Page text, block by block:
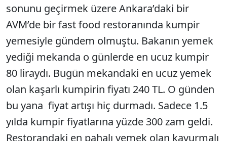
sonunu geçirmek üzere Ankara’daki bir
AVM’de bir fast food restoranında kumpir
yemesiyle gündem olmuştu. Bakanın yemek
yediği mekanda o günlerde en ucuz kumpir
80 liraydı. Bugün mekandaki en ucuz yemek
olan kaşarlı kumpirin fiyatı 240 TL. O günden
bu yana fiyat artışı hiç durmadı. Sadece 1.5
yılda kumpir fiyatlarına yüzde 300 zam geldi.
Restorandaki en pahalı yemek olan kavurmalı